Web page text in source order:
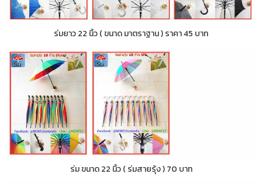
ร่มยาว 22 นิ้ว ( ขนาด มาตราฐาน ) ราคา 45 บาท
ร่ม ขนาด 22 นิ้ว ( ร่มสายรุ้ง ) 70 บาท